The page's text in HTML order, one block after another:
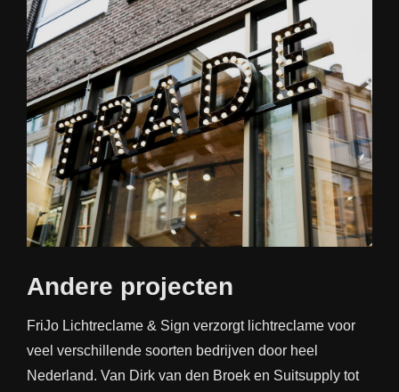
Andere projecten
FriJo Lichtreclame & Sign verzorgt lichtreclame voor
veel verschillende soorten bedrijven door heel
Nederland. Van Dirk van den Broek en Suitsupply tot